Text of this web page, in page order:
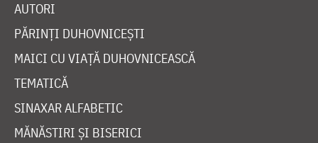
AUTORI
PĂRINȚI DUHOVNICEȘTI
MAICI CU VIAȚĂ DUHOVNICEASCĂ
TEMATICĂ
SINAXAR ALFABETIC
MĂNĂSTIRI ȘI BISERICI